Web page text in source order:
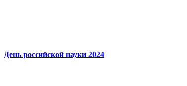
День российской науки 2024